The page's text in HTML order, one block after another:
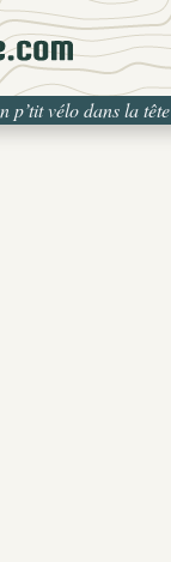
p’tit vélo dans la tête